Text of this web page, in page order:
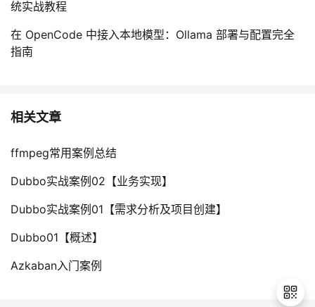
统实战教程
在 OpenCode 中接入本地模型：Ollama 部署与配置完全
指南
相关文章
ffmpeg常用案例总结
Dubbo实战案例02【业务实现】
Dubbo实战案例01【需求分析及项目创建】
Dubbo01【概述】
Azkaban入门案例